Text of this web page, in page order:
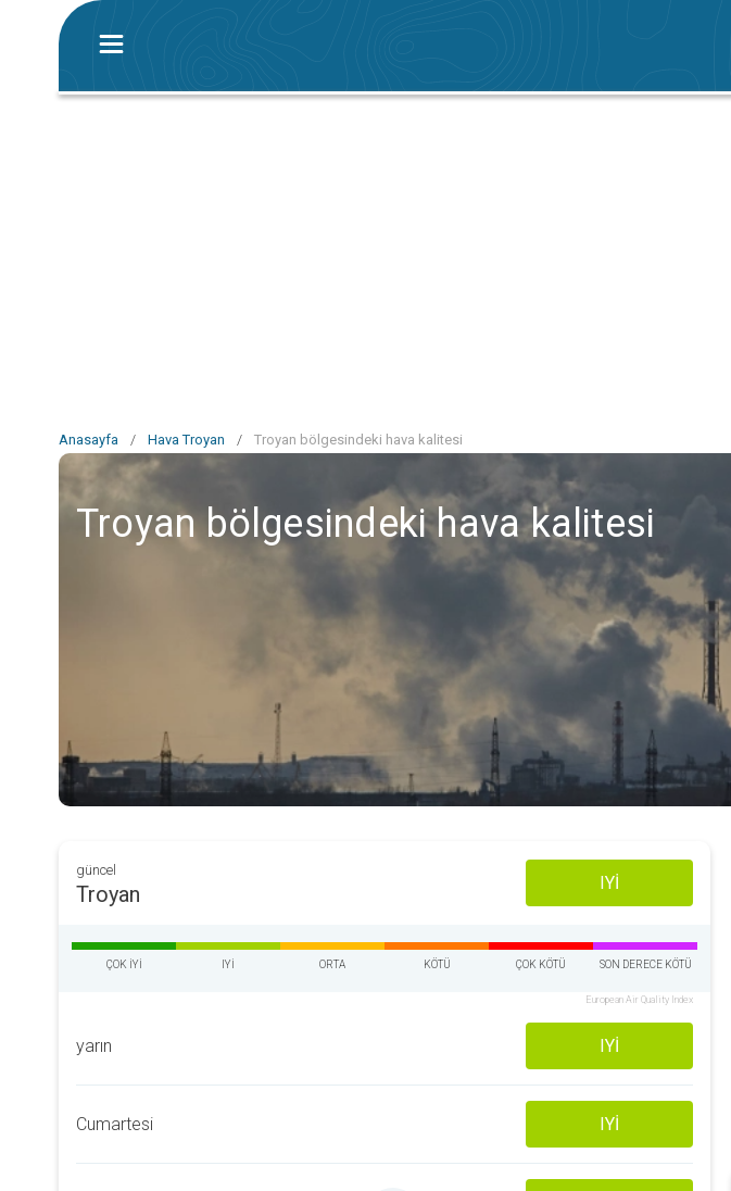
Anasayfa / Hava Troyan / Troyan bölgesindeki hava kalitesi
Troyan bölgesindeki hava kalitesi
güncel
Troyan IYI
ÇOK IYI IYI ORTA KÖTÜ ÇOK KÖTÜ SON DERECE KÖTÜ
European Air Quality Index
yarın IYI
Cumartesi IYI